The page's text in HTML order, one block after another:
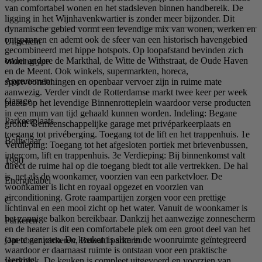
van comfortabel wonen en het stadsleven binnen handbereik. De
ligging in het Wijnhavenkwartier is zonder meer bijzonder. Dit
dynamische gebied vormt een levendige mix van wonen, werken en
ontspannen en ademt ook de sfeer van een historisch havengebied
gecombineerd met hippe hotspots. Op loopafstand bevinden zich
onder andere de Markthal, de Witte de Withstraat, de Oude Haven
en de Meent. Ook winkels, supermarkten, horeca,
sportvoorzieningen en openbaar vervoer zijn in ruime mate
aanwezig. Verder vindt de Rotterdamse markt twee keer per week
plaats op het levendige Binnenrotteplein waardoor verse producten
in een mum van tijd gehaald kunnen worden. Indeling: Begane
grond: Gemeenschappelijke garage met privéparkeerplaats en
toegang tot privéberging. Toegang tot de lift en het trappenhuis. 1e
Verdieping: Toegang tot het afgesloten portiek met brievenbussen,
intercom, lift en trappenhuis. 3e Verdieping: Bij binnenkomst valt
direct de ruime hal op die toegang biedt tot alle vertrekken. De hal
is, net als de woonkamer, voorzien van een parketvloer. De
woonkamer is licht en royaal opgezet en voorzien van
airconditioning. Grote raampartijen zorgen voor een prettige
lichtinval en een mooi zicht op het water. Vanuit de woonkamer is
het zonnige balkon bereikbaar. Dankzij het aanwezige zonnescherm
en de heater is dit een comfortabele plek om een groot deel van het
jaar te genieten. De keuken is slim in de woonruimte geïntegreerd
waardoor er daarnaast ruimte is ontstaan voor een praktische
Uitgelicht
Woningtype
Appartement
Garage
Parkeerplaats
Bouwjaar
1980
Energielabel
C
Parkeren
Openbaar parkeren, Betaald parkeren
Berging